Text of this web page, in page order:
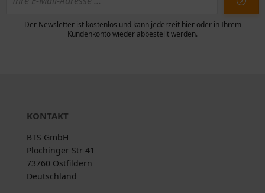
Der Newsletter ist kostenlos und kann jederzeit hier oder in Ihrem
Kundenkonto wieder abbestellt werden.
KONTAKT
BTS GmbH
Plochinger Str 41
73760 Ostfildern
Deutschland